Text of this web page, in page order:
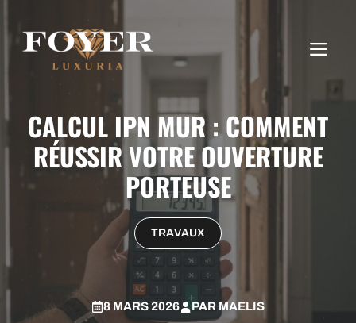
contenu
CALCUL IPN MUR : COMMENT
RÉUSSIR VOTRE OUVERTURE
PORTEUSE
TRAVAUX
8 MARS 2026 PAR MAELIS